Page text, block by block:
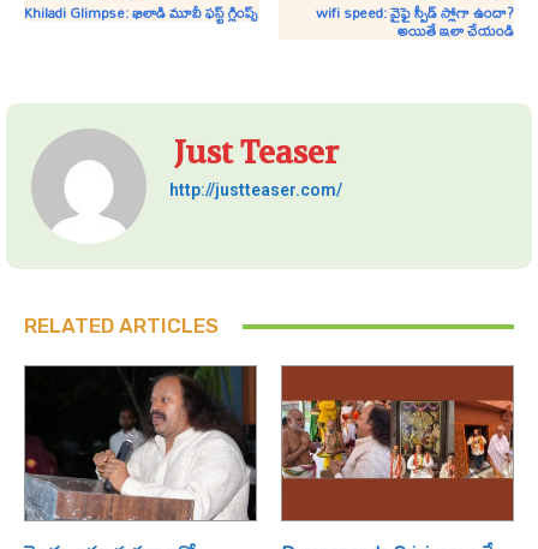
Khiladi Glimpse: ఖిలాడి మూవీ ఫస్ట్ గ్లింప్స్ wifi speed: వైఫై స్పీడ్ స్లోగా ఉందా?
అయితే ఇలా చేయండి
Just Teaser
http://justteaser.com/
RELATED ARTICLES